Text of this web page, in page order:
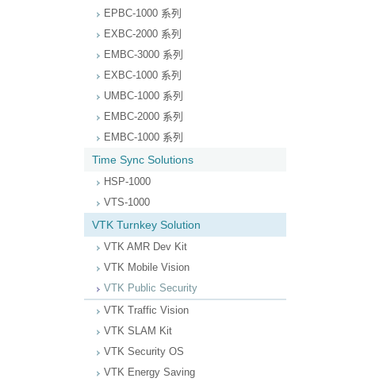
EPBC-1000 系列
EXBC-2000 系列
EMBC-3000 系列
EXBC-1000 系列
UMBC-1000 系列
EMBC-2000 系列
EMBC-1000 系列
Time Sync Solutions
HSP-1000
VTS-1000
VTK Turnkey Solution
VTK AMR Dev Kit
VTK Mobile Vision
VTK Public Security
VTK Traffic Vision
VTK SLAM Kit
VTK Security OS
VTK Energy Saving